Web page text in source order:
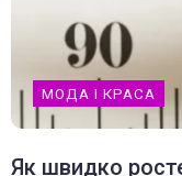
МОДА І КРАСА
Як швидко